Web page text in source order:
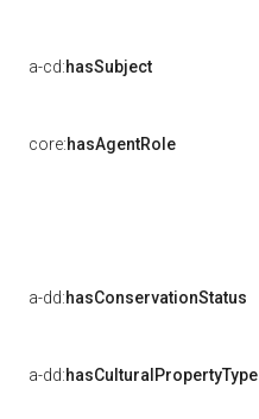
a-cd:hasSubject
core:hasAgentRole
a-dd:hasConservationStatus
a-dd:hasCulturalPropertyType